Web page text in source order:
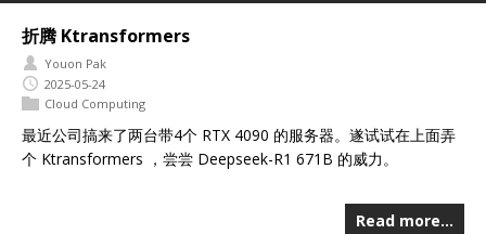
折腾 Ktransformers
Youon Pak
2025-05-24
Cloud Computing
最近公司搞来了两台带4个 RTX 4090 的服务器。遂试试在上面弄
个 Ktransformers ，尝尝 Deepseek-R1 671B 的威力。
Read more…